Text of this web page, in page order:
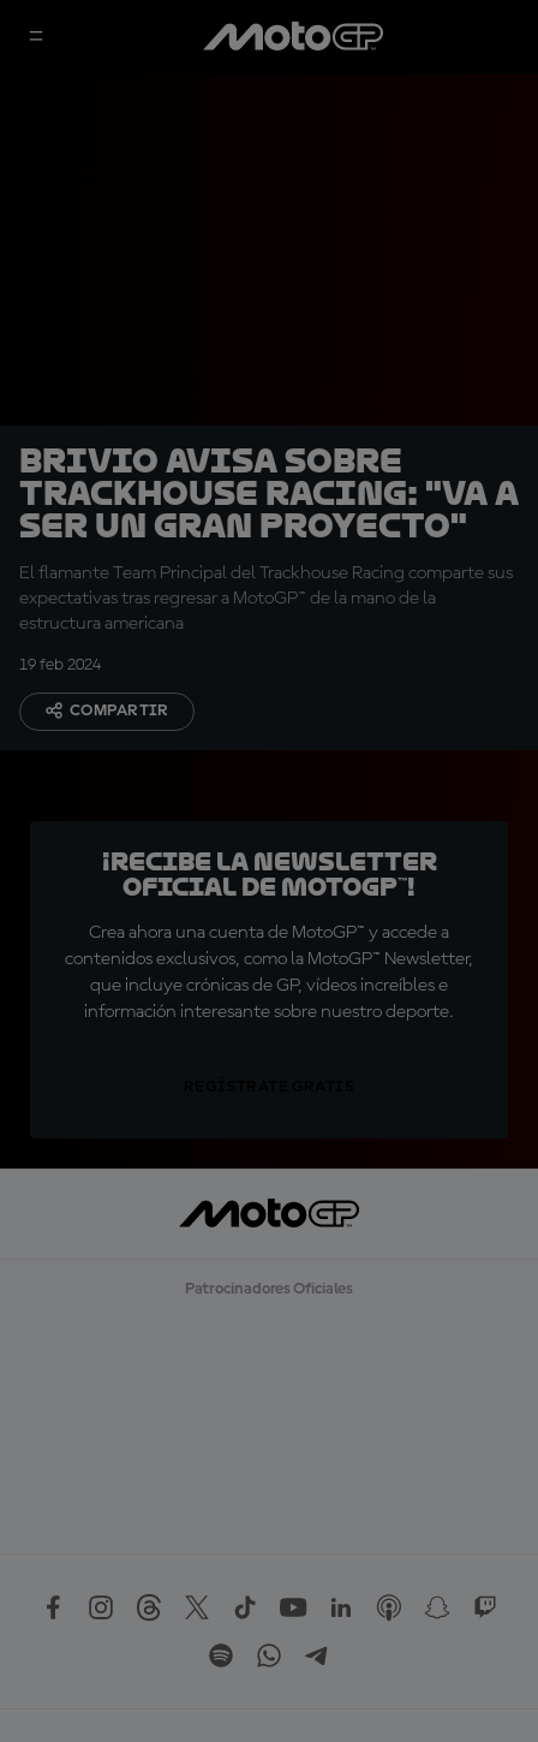
Brivio avisa sobre
Trackhouse Racing: "Va a
ser un gran proyecto"
El flamante Team Principal del Trackhouse Racing comparte sus
expectativas tras regresar a MotoGP™ de la mano de la
estructura americana
19 feb 2024
COMPARTIR
¡Recibe la Newsletter
oficial de MotoGP™!
Crea ahora una cuenta de MotoGP™ y accede a
contenidos exclusivos, como la MotoGP™ Newsletter,
que incluye crónicas de GP, vídeos increíbles e
información interesante sobre nuestro deporte.
Patrocinadores Oficiales